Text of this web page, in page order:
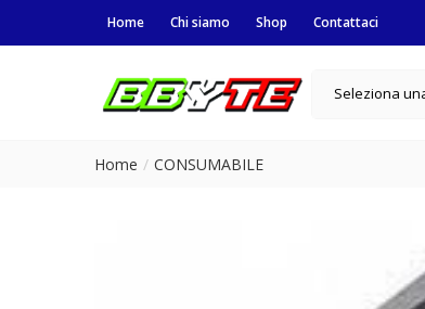
Home Chi siamo Shop Contattaci
Home CONSUMABILE